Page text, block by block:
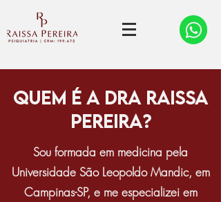
quem é a dra raissa
pereira?
Sou formada em medicina pela
Universidade São Leopoldo Mandic, em
Campinas-SP, e me especializei em